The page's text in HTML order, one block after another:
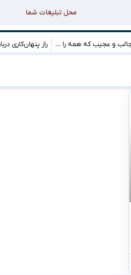
محل تبلیغات شما
توضیحات نماینده قم درباره یک کلیپ جالب و عجیب که همه را جذب خود کرده! راز پنهان‌کاری